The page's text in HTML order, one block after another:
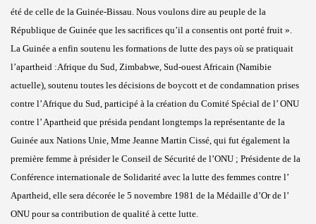
été de celle de la Guinée-Bissau. Nous voulons dire au peuple de la
République de Guinée que les sacrifices qu’il a consentis ont porté fruit ».
La Guinée a enfin soutenu les formations de lutte des pays où se pratiquait
l’apartheid :Afrique du Sud, Zimbabwe, Sud-ouest Africain (Namibie
actuelle), soutenu toutes les décisions de boycott et de condamnation prises
contre l’Afrique du Sud, participé à la création du Comité Spécial de l’ ONU
contre l’ Apartheid que présida pendant longtemps la représentante de la
Guinée aux Nations Unie, Mme Jeanne Martin Cissé, qui fut également la
première femme à présider le Conseil de Sécurité de l’ONU ; Présidente de la
Conférence internationale de Solidarité avec la lutte des femmes contre l’
Apartheid, elle sera décorée le 5 novembre 1981 de la Médaille d’Or de l’
ONU pour sa contribution de qualité à cette lutte.